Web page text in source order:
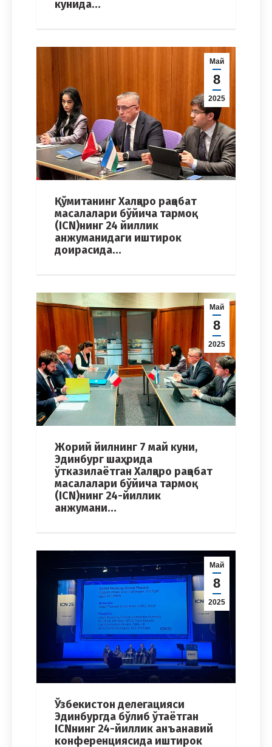
кунида…
Май
8
2025
Қўмитанинг Халқаро рақобат
масалалари бўйича тармоқ
(ICN)нинг 24 йиллик
анжуманидаги иштирок
доирасида…
Май
8
2025
Жорий йилнинг 7 май куни,
Эдинбург шаҳрида
ўтказилаётган Халқаро рақобат
масалалари бўйича тармоқ
(ICN)нинг 24-йиллик
анжумани…
Май
8
2025
Ўзбекистон делегацияси
Эдинбургда бўлиб ўтаётган
ICNнинг 24-йиллик анъанавий
конференциясида иштирок